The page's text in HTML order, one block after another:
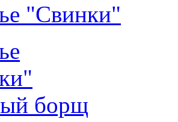
"Свинки"
борщ